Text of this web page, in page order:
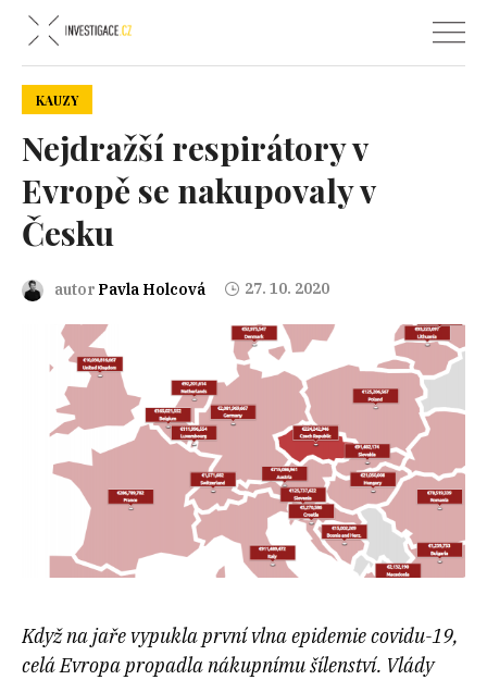
KAUZY
Nejdražší respirátory v
Evropě se nakupovaly v
Česku
autor Pavla Holcová 27. 10. 2020
Když na jaře vypukla první vlna epidemie covidu-19,
celá Evropa propadla nákupnímu šílenství. Vlády